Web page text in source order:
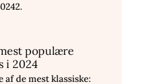
populære
i 2024
af de mest klassiske: